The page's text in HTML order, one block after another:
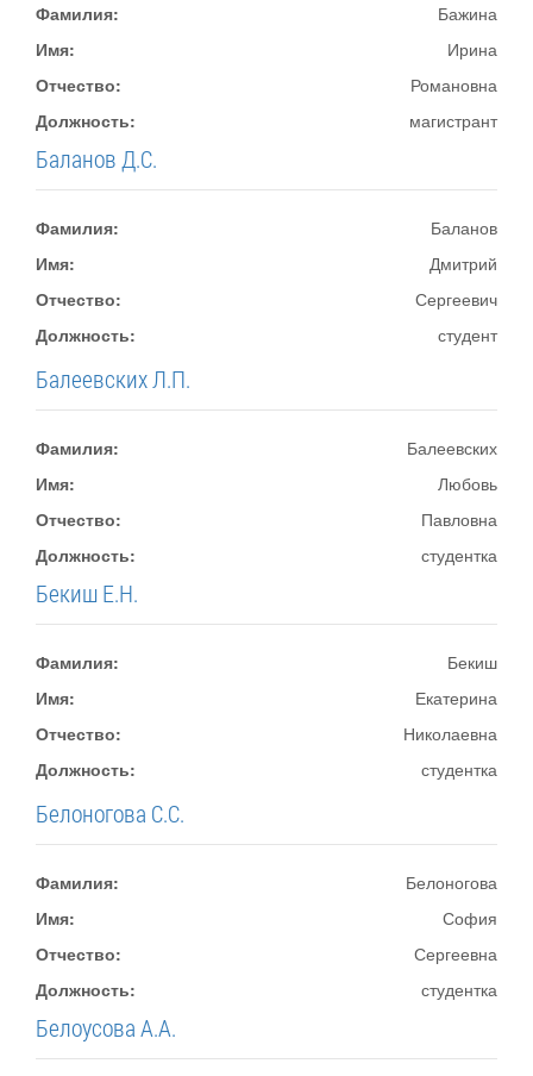
Фамилия:
Бажина
Имя:
Ирина
Отчество:
Романовна
Должность:
магистрант
Баланов Д.С.
Фамилия:
Баланов
Имя:
Дмитрий
Отчество:
Сергеевич
Должность:
студент
Балеевских Л.П.
Фамилия:
Балеевских
Имя:
Любовь
Отчество:
Павловна
Должность:
студентка
Бекиш Е.Н.
Фамилия:
Бекиш
Имя:
Екатерина
Отчество:
Николаевна
Должность:
студентка
Белоногова С.С.
Фамилия:
Белоногова
Имя:
София
Отчество:
Сергеевна
Должность:
студентка
Белоусова А.А.